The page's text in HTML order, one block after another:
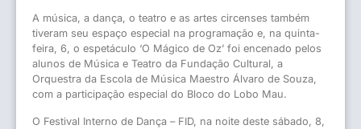
A música, a dança, o teatro e as artes circenses também
tiveram seu espaço especial na programação e, na quinta-
feira, 6, o espetáculo ‘O Mágico de Oz’ foi encenado pelos
alunos de Música e Teatro da Fundação Cultural, a
Orquestra da Escola de Música Maestro Álvaro de Souza,
com a participação especial do Bloco do Lobo Mau.
O Festival Interno de Dança – FID, na noite deste sábado, 8,